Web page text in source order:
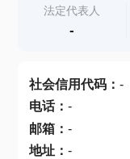
查产地
法定代表人
-
社会信用代码： -
电话： -
邮箱： -
地址： -